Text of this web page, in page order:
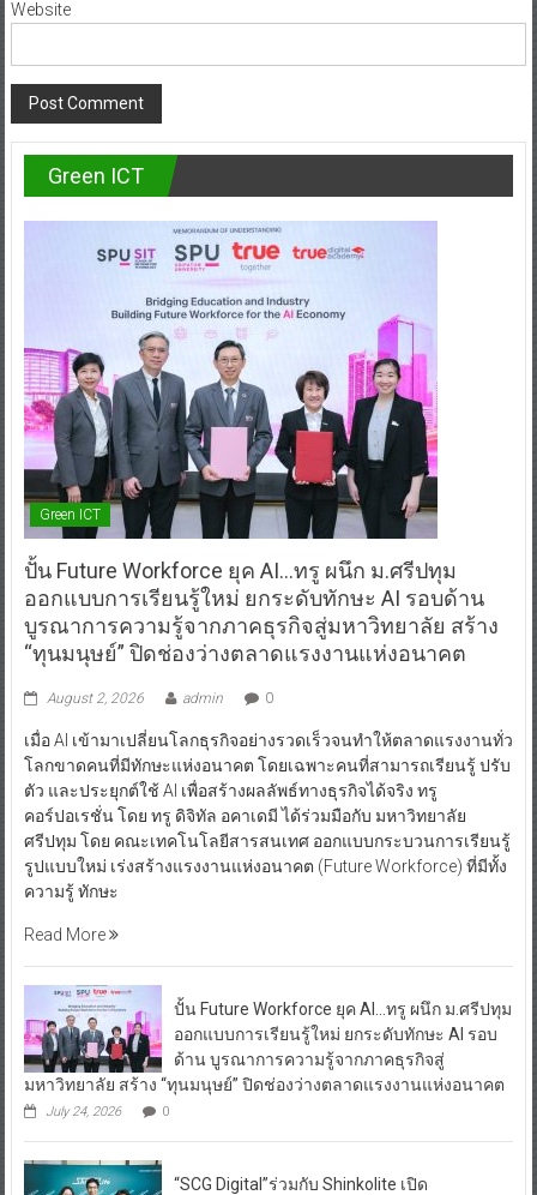
Website
Green ICT
Green ICT
ปั้น Future Workforce ยุค AI…ทรู ผนึก ม.ศรีปทุม
ออกแบบการเรียนรู้ใหม่ ยกระดับทักษะ AI รอบด้าน
บูรณาการความรู้จากภาคธุรกิจสู่มหาวิทยาลัย สร้าง
“ทุนมนุษย์” ปิดช่องว่างตลาดแรงงานแห่งอนาคต
August 2, 2026 admin 0
เมื่อ AI เข้ามาเปลี่ยนโลกธุรกิจอย่างรวดเร็วจนทำให้ตลาดแรงงานทั่ว
โลกขาดคนที่มีทักษะแห่งอนาคต โดยเฉพาะคนที่สามารถเรียนรู้ ปรับ
ตัว และประยุกต์ใช้ AI เพื่อสร้างผลลัพธ์ทางธุรกิจได้จริง ทรู
คอร์ปอเรชั่น โดย ทรู ดิจิทัล อคาเดมี ได้ร่วมมือกับ มหาวิทยาลัย
ศรีปทุม โดย คณะเทคโนโลยีสารสนเทศ ออกแบบกระบวนการเรียนรู้
รูปแบบใหม่ เร่งสร้างแรงงานแห่งอนาคต (Future Workforce) ที่มีทั้ง
ความรู้ ทักษะ
Read More
ปั้น Future Workforce ยุค AI…ทรู ผนึก ม.ศรีปทุม
ออกแบบการเรียนรู้ใหม่ ยกระดับทักษะ AI รอบ
ด้าน บูรณาการความรู้จากภาคธุรกิจสู่
มหาวิทยาลัย สร้าง “ทุนมนุษย์” ปิดช่องว่างตลาดแรงงานแห่งอนาคต
July 24, 2026 0
“SCG Digital”ร่วมกับ Shinkolite เปิด